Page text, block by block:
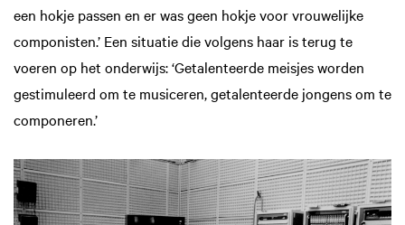
een hokje passen en er was geen hokje voor vrouwelijke
componisten.’ Een situatie die volgens haar is terug te
voeren op het onderwijs: ‘Getalenteerde meisjes worden
gestimuleerd om te musiceren, getalenteerde jongens om te
componeren.’